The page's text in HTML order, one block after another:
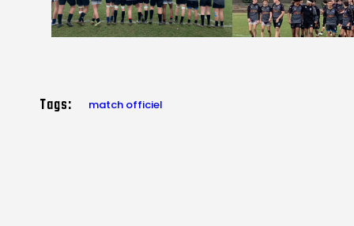
Tags: match officiel